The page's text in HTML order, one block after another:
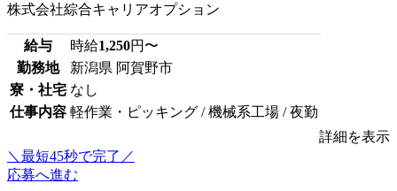
株式会社綜合キャリアオプション
給与 時給1,250円〜
勤務地
新潟県 阿賀野市
寮・社宅 なし
仕事内容 軽作業・ピッキング / 機械系工場 / 夜勤
詳細を表示
＼最短45秒で完了／
応募へ進む